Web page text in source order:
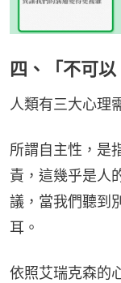
四、「不可以
人類有三大心理
所謂自主性，是
責，這幾乎是人
議，當我們聽到
耳。
依照艾瑞克森的